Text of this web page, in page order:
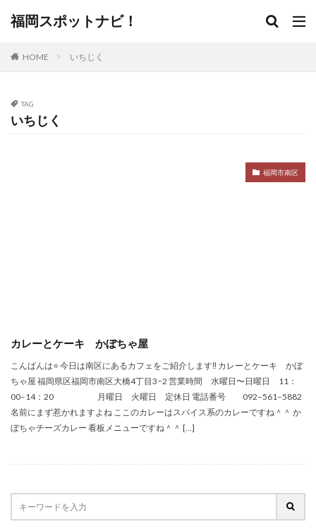
福岡スポットナビ！
HOME いちじく
TAG
いちじく
福岡市南区
カレーとケーキ かぼちゃ屋
こんばんは⭐️ 今日は南区にあるカフェをご紹介します‼︎ カレーとケーキ かぼ
ちゃ屋 福岡県区福岡市南区大橋4丁目3−2 営業時間 水曜日〜日曜日 11：
00–14：20 月曜日 火曜日 定休日 電話番号 092–561–5882
名前にまず惹かれますよね ここのカレーはスパイス系のカレーですね＾＾ か
ぼちゃチーズカレー 看板メニューですね＾＾ […]